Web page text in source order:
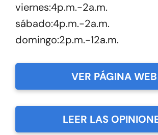
viernes:4p.m.-2a.m.
sábado:4p.m.-2a.m.
domingo:2p.m.-12a.m.
VER PÁGINA WEB
LEER LAS